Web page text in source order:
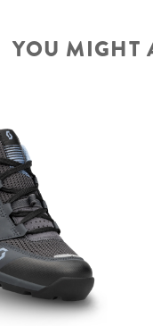
YOU MIGHT